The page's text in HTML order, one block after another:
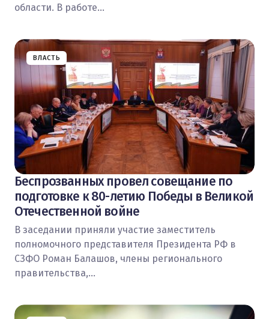
области. В работе…
ВЛАСТЬ
Беспрозванных провел совещание по
подготовке к 80-летию Победы в Великой
Отечественной войне
В заседании приняли участие заместитель
полномочного представителя Президента РФ в
СЗФО Роман Балашов, члены регионального
правительства,…